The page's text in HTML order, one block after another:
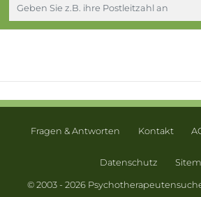
Fragen & Antworten Kontakt
Datenschutz
© 2003 - 2026